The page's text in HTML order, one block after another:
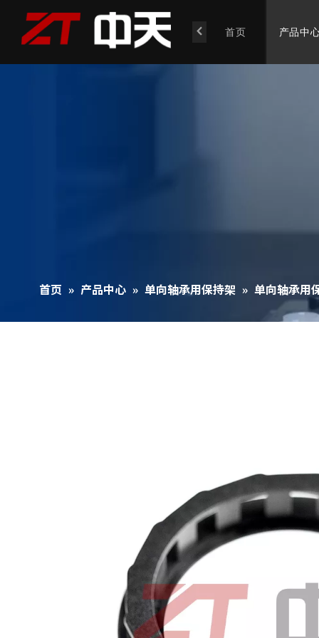
首页 产品中
首页 » 产品中心 » 单向轴承用保持架 » 单向轴承用